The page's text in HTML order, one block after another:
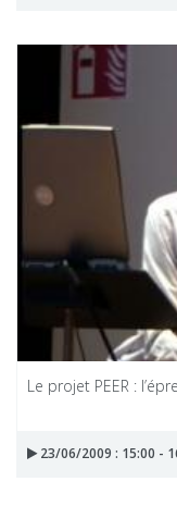
Le projet PEER :
23/06/2009 : 15:00 -